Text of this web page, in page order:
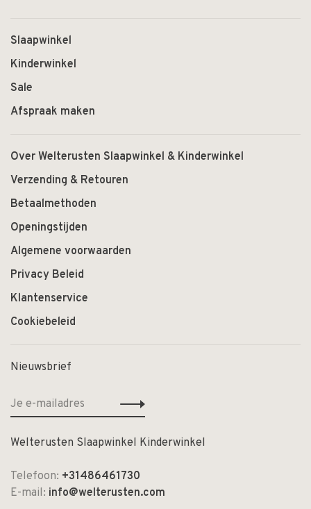
Slaapwinkel
Kinderwinkel
Sale
Afspraak maken
Over Welterusten Slaapwinkel & Kinderwinkel
Verzending & Retouren
Betaalmethoden
Openingstijden
Algemene voorwaarden
Privacy Beleid
Klantenservice
Cookiebeleid
Nieuwsbrief
Welterusten Slaapwinkel Kinderwinkel
Telefoon: +31486461730
E-mail: info@welterusten.com